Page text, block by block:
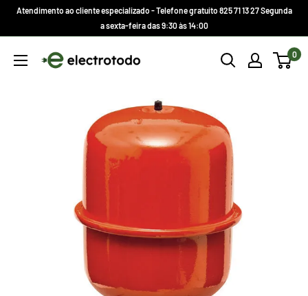
Atendimento ao cliente especializado - Telefone gratuito 825 71 13 27 Segunda
a sexta-feira das 9:30 às 14:00
Electrotodo.es 0